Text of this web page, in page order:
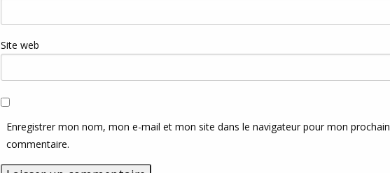
Site web
Enregistrer mon nom, mon e-mail et mon site dans le navigateur pour mon prochain
commentaire.